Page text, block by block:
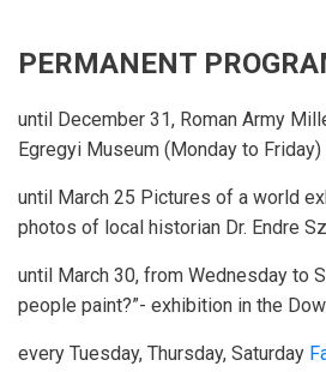
PERMANENT
until December 31, Roman Army
Egregyi Museum (Monday to Friday)
until March 25 Pictures of a world
photos of local historian Dr. Endre
until March 30, from Wednesday to
people paint?”- exhibition in the
every Tuesday, Thursday, Saturday